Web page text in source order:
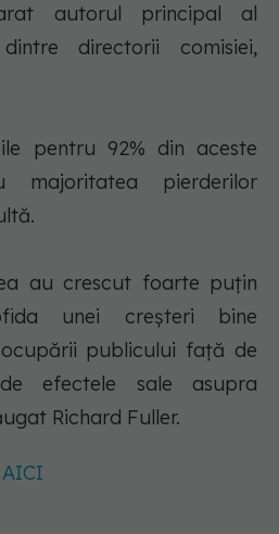
autorul principal al
directorii comisiei,
pentru 92% din aceste
majoritatea pierderilor
au crescut foarte puţin
unei creşteri bine
publicului faţă de
efectele sale asupra
Richard Fuller.